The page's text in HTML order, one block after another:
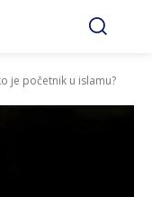
je početnik u islamu?